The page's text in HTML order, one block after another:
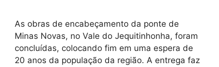
As obras de encabeçamento da ponte de
Minas Novas, no Vale do Jequitinhonha, foram
concluídas, colocando fim em uma espera de
20 anos da população da região. A entrega faz